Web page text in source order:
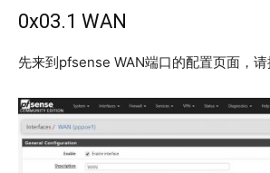
0x03.1 WAN
先来到pfsense WAN端口的配置页面，请